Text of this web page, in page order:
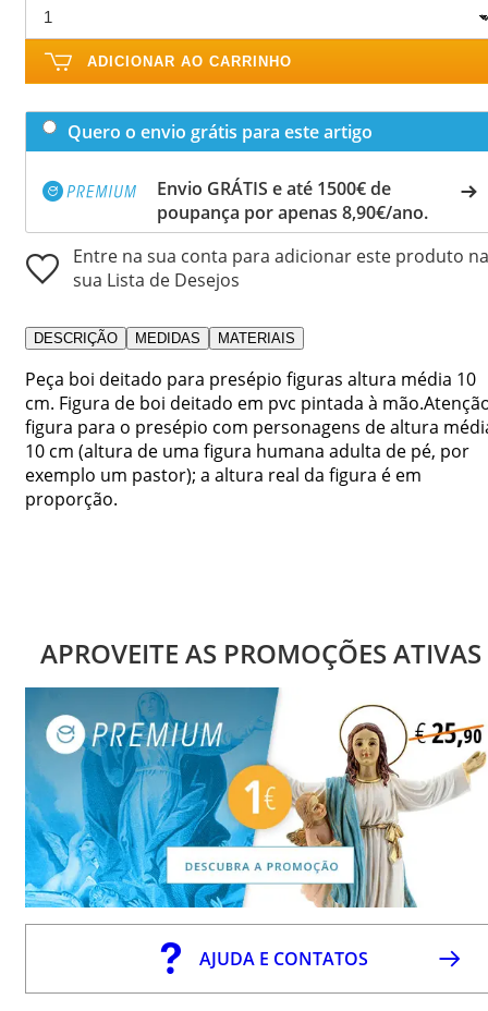
ADICIONAR AO CARRINHO
Quero o envio grátis para este artigo
Envio GRÁTIS e até 1500€ de
poupança por apenas 8,90€/ano.
Entre na sua conta para adicionar este produto na
sua Lista de Desejos
DESCRIÇÃO MEDIDAS MATERIAIS
Peça boi deitado para presépio figuras altura média 10
cm. Figura de boi deitado em pvc pintada à
figura para o presépio com personagens de altura
10 cm (altura de uma figura humana adulta de pé, por
exemplo um pastor); a altura real da figura é em
proporção.
APROVEITE AS PROMOÇÕES ATIVAS
AJUDA E CONTATOS